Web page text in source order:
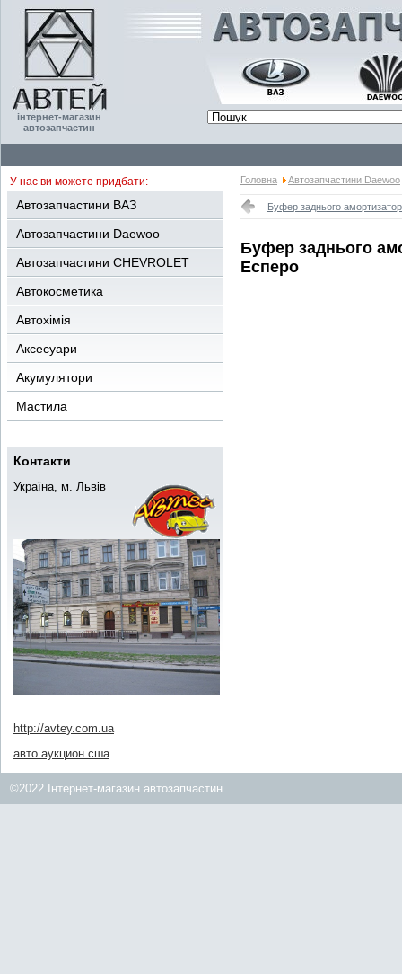
інтернет-магазин
автозапчастин
У нас ви можете придбати:
Автозапчастини ВАЗ
Автозапчастини Daewoo
Автозапчастини CHEVROLET
Автокосметика
Автохімія
Аксесуари
Акумулятори
Мастила
Контакти
Україна, м. Львів
http://avtey.com.ua
авто аукцион сша
Головна Автозапчастини Daewoo
Буфер заднього
Буфер заднього
Есперо
©2022 Інтернет-магазин автозапчастин